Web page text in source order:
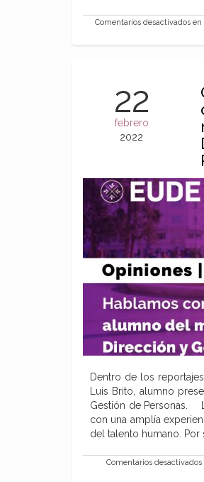
Comentarios desactivados en
22
febrero
2022
Dentro de los
Luis Brito, alumno
Gestión de Personas.
con una amplía
del talento humano. Por
Comentarios desactivados